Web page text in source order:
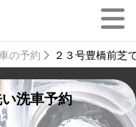
の予約 ２３号豊橋前芝
洗車予約